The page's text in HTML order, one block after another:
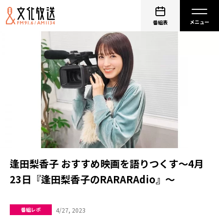
番組表
逢田梨香子 おすすめ映画を語りつくす～4月
23日『逢田梨香子のRARARAdio』～
番組レポ 4/27, 2023